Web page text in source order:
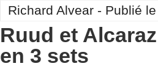
Richard Alvear - Publié
Ruud et
en 3 sets